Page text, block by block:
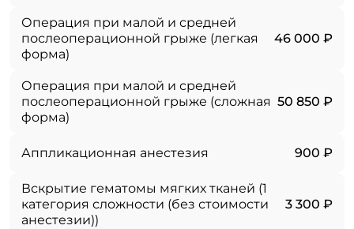
Операция при малой и средней
послеоперационной грыже (легкая
форма)
46 000 ₽
Операция при малой и средней
послеоперационной грыже (сложная
форма)
50 850 ₽
Аппликационная анестезия 900 ₽
Вскрытие гематомы мягких тканей (1
категория сложности (без стоимости
анестезии))
3 300 ₽